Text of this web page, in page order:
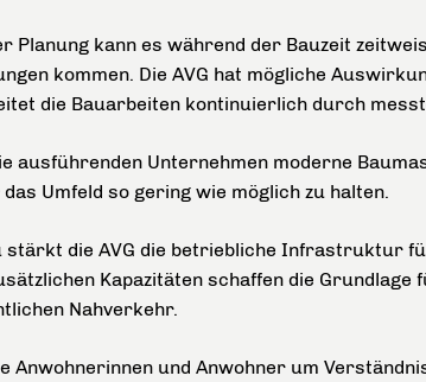
Planung kann es während der Bauzeit
kommen. Die AVG hat mögliche
die Bauarbeiten kontinuierlich durch
ausführenden Unternehmen moderne
Umfeld so gering wie möglich zu halten.
stärkt die AVG die betriebliche Infrastruktur
Kapazitäten schaffen die
Nahverkehr.
Anwohnerinnen und Anwohner um